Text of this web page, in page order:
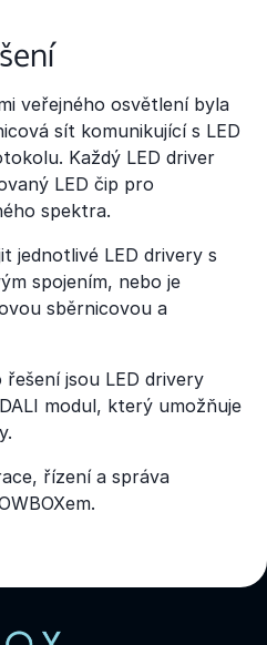
veřejného osvětlení byla
sít komunikující s LED
Každý LED driver
LED čip pro
spektra.
jednotlivé LED drivery s
spojením, nebo je
sběrnicovou a
jsou LED drivery
modul, který umožňuje
řízení a správa